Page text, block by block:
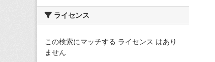
ライセンス
この検索にマッチする ライセンス はあり
ません